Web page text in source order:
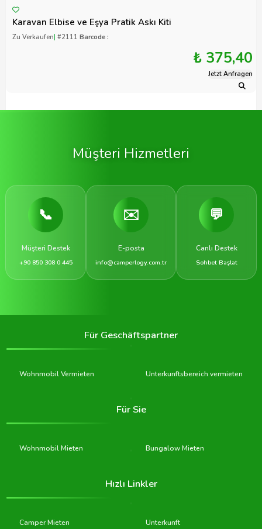
Karavan Elbise ve Eşya Pratik Askı Kiti
Zu Verkaufen| #2111 Barcode :
₺ 375,40
Jetzt Anfragen
Müşteri Hizmetleri
📞
Müşteri Destek
+90 850 308 0 445
✉️
E-posta
info@camperlogy.com.tr
💬
Canlı Destek
Sohbet Başlat
Für Geschäftspartner
Wohnmobil Vermieten Unterkunftsbereich vermieten
Für Sie
Wohnmobil Mieten Bungalow Mieten
Hızlı Linkler
Camper Mieten
Unterkunft